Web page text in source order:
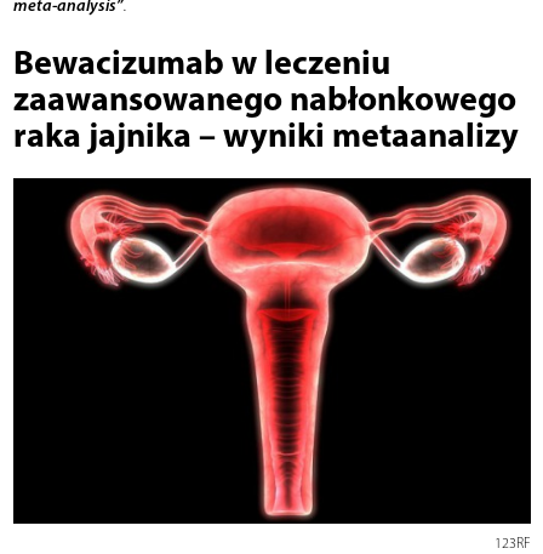
meta-analysis”.
Bewacizumab w leczeniu
zaawansowanego nabłonkowego
raka jajnika – wyniki metaanalizy
123RF